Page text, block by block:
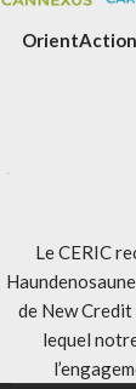
OrientAction
Le CERIC
de New
lequel